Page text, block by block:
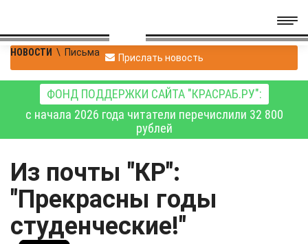
НОВОСТИ \ Письма Прислать новость
ФОНД ПОДДЕРЖКИ САЙТА "КРАСРАБ.РУ":
с начала 2026 года читатели перечислили 32 800
рублей
Из почты "КР":
"Прекрасны годы
студенческие!"